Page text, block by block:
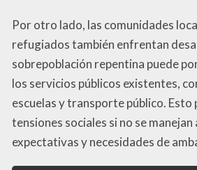
Por otro lado, las comunidades
refugiados también enfrentan
sobrepoblación repentina puede
los servicios públicos existentes,
escuelas y transporte público. Esto
tensiones sociales si no se
expectativas y necesidades de